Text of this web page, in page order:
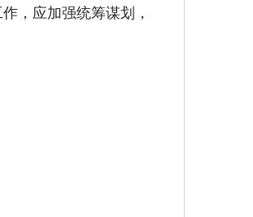
，应加强统筹谋划，